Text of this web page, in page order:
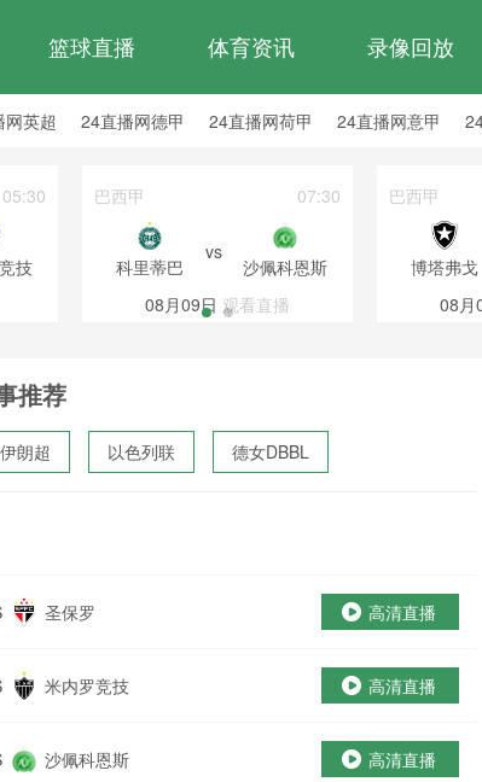
篮球直播 体育资讯 录像回放
英超 24直播网德甲 24直播网荷甲 24直播网意甲
05:30
技
巴西甲 07:30
科里蒂巴
vs
沙佩科恩斯
08月09日 观看直播
巴西甲
博塔弗戈
08月
推荐
伊朗超 以色列联 德女DBBL
圣保罗 高清直播
米内罗竞技 高清直播
沙佩科恩斯 高清直播